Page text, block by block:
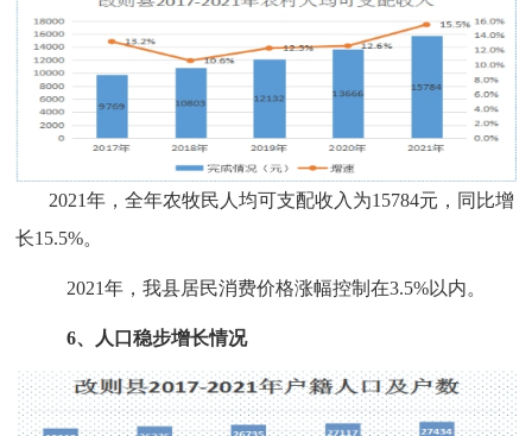
2021年，全年农牧民人均可支配收入为15784元，同比增
长15.5%。
2021年，我县居民消费价格涨幅控制在3.5%以内。
6、人口稳步增长情况